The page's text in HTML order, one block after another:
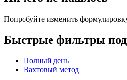
Попробуйте изменить
Быстрые фильтры
Полный день
Вахтовый метод